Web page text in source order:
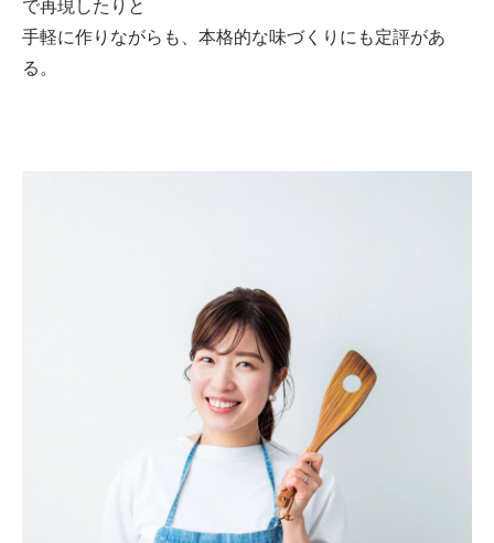
で再現したりと
手軽に作りながらも、本格的な味づくりにも定評があ
る。